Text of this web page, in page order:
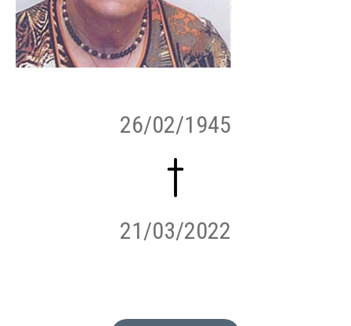
26/02/1945
21/03/2022